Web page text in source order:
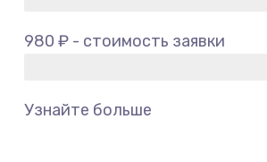
980 ₽ - стоимость заявки
Узнайте больше